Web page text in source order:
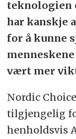
teknologien
har kanskje
for å kunne
vært mer
Nordic
tilgjengelig
henholdsvis